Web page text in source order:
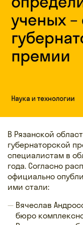
В Рязанской
губернаторской
специалистам в
года. Согласно
официально
ими стали:
Вячеслав
бюро